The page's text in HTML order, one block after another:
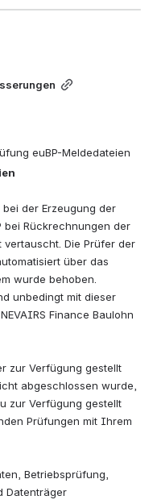
euBP-Meldedateien
der Erzeugung der
bei Rückrechnungen der
Die Prüfer der
über das
wurde behoben.
unbedingt mit dieser
Finance Baulohn
zur Verfügung gestellt
abgeschlossen wurde,
zur Verfügung gestellt
Prüfungen mit Ihrem
Betriebsprüfung,
Datenträger